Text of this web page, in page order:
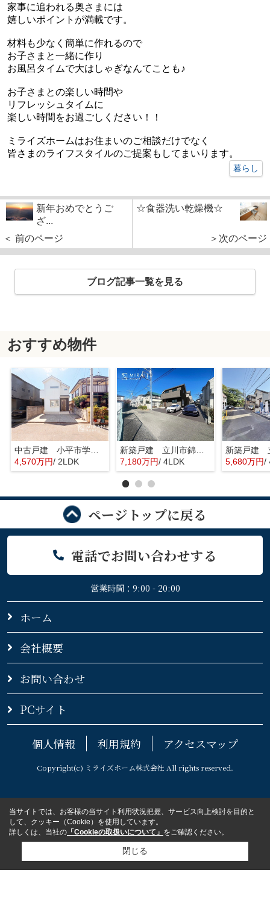
家事に追われる奥さまには
嬉しいポイントが満載です。
材料も少なく簡単に作れるので
お子さまと一緒に作り
お風呂タイムで大はしゃぎなんてことも♪
お子さまとの楽しい時間や
リフレッシュタイムに
楽しい時間をお過ごしください！！
ミライズホームはお住まいのご相談だけでなく
皆さまのライフスタイルのご提案もしてまいります。
暮らし
新年おめでとうご
ざ...
＜ 前のページ
☆食器洗い乾燥機☆
＞次のページ
ブログ記事一覧を見る
おすすめ物件
中古戸建 小平市学園東町 全1棟
4,570万円/ 2LDK
新築戸建 立川市錦町 全2棟
7,180万円/ 4LDK 5,680万円/
ページトップに戻る
電話でお問い合わせする
営業時間：9:00 - 20:00
ホーム
会社概要
お問い合わせ
PCサイト
個人情報 利用規約 アクセスマップ
Copyright(c) ミライズホーム株式会社 All rights reserved.
当サイトでは、お客様の当サイト利用状況把握、サービス向上検討を目的と
して、クッキー（Cookie）を使用しています。
詳しくは、当社の 「Cookieの取扱いについて」 をご確認ください。
閉じる